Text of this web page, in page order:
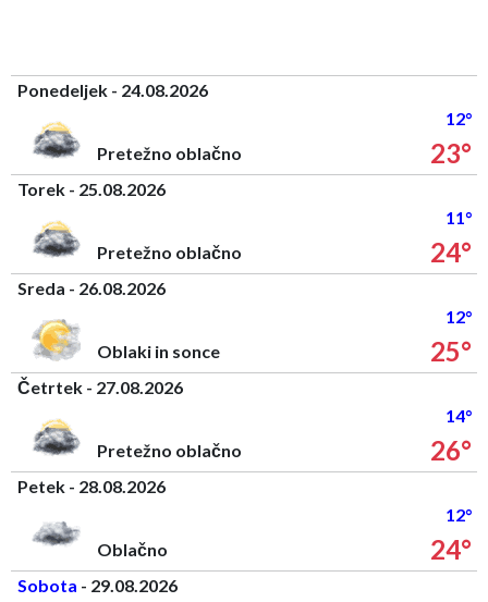
Ponedeljek - 24.08.2026
12°
Pretežno oblačno
23°
Torek - 25.08.2026
11°
Pretežno oblačno
24°
Sreda - 26.08.2026
12°
Oblaki in sonce
25°
Četrtek - 27.08.2026
14°
Pretežno oblačno
26°
Petek - 28.08.2026
12°
Oblačno
24°
Sobota - 29.08.2026